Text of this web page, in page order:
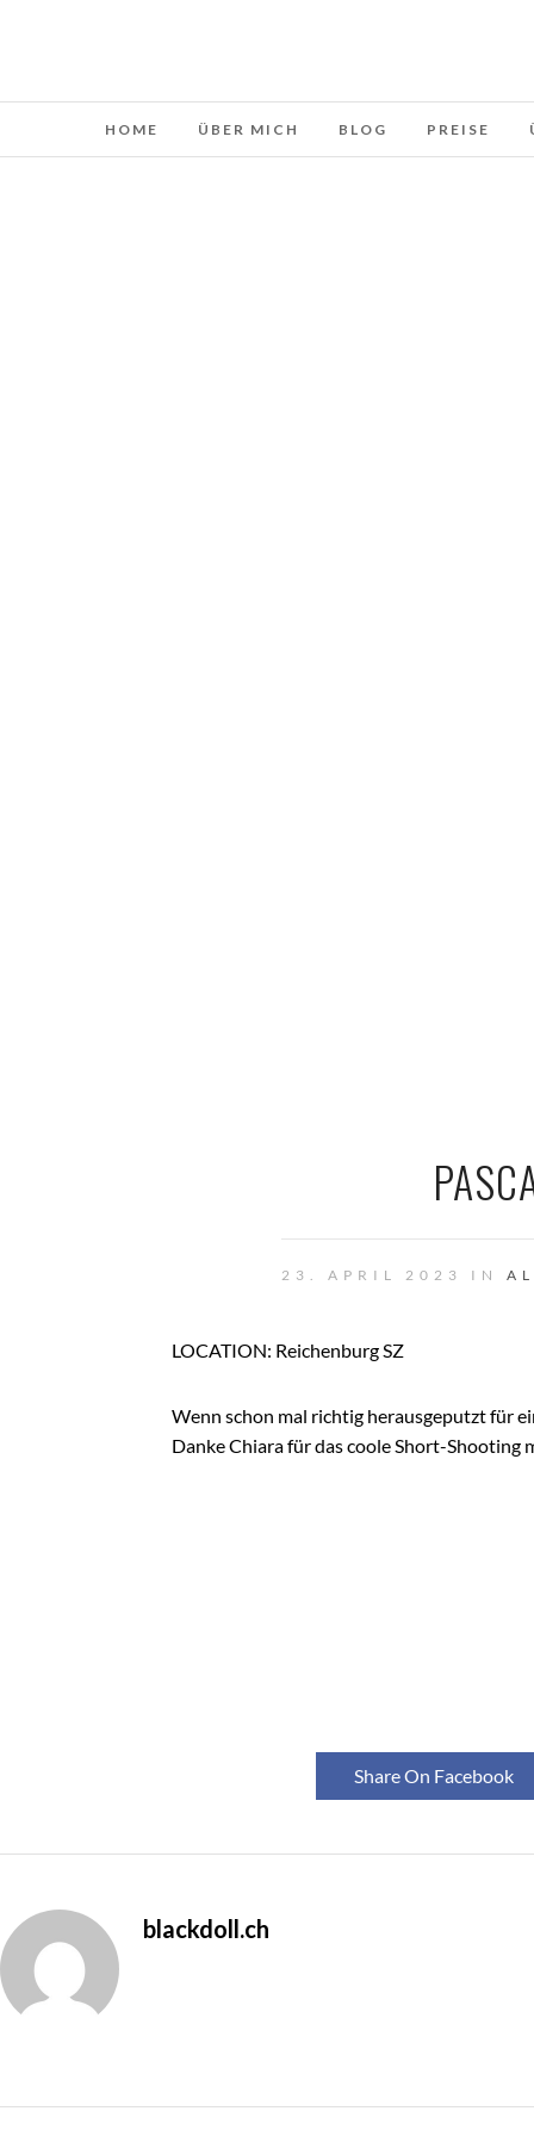
HOME ÜBER MICH BLOG PREISE
23. APRIL 2023 IN
LOCATION: Reichenburg SZ
Wenn schon mal richtig herausgeputzt für
Danke Chiara für das coole Short-Shooting
Share On Facebook
blackdoll.ch